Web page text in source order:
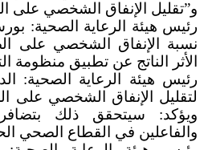
و”تقليل الإنفاق الشخصي على الصحة
رئيس هيئة الرعاية الصحية:
الأثر الناتج عن تطبيق منظومة
رئيس هيئة الرعاية الصحية:
ويؤكد: سيتحقق ذلك
والفاعلين في القطاع الصحي